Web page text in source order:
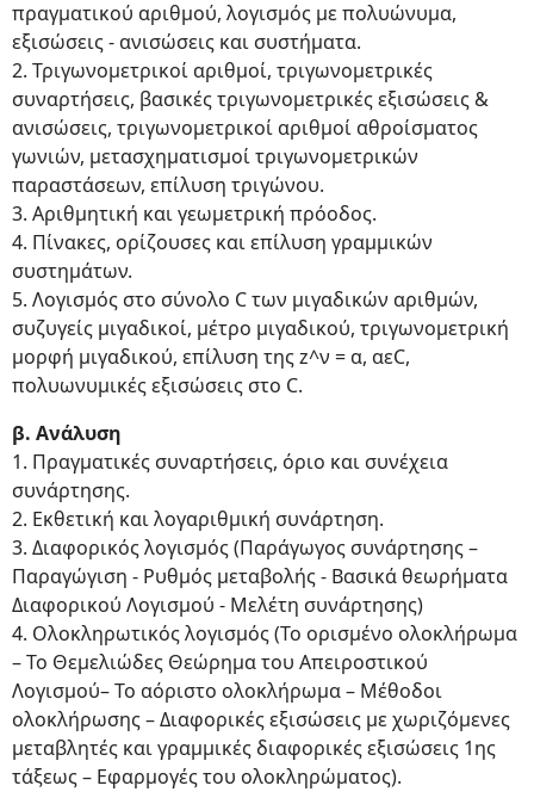
πραγματικού αριθμού, λογισμός με πολυώνυμα,
εξισώσεις - ανισώσεις και συστήματα.
2. Τριγωνομετρικοί αριθμοί, τριγωνομετρικές
συναρτήσεις, βασικές τριγωνομετρικές εξισώσεις &
ανισώσεις, τριγωνομετρικοί αριθμοί αθροίσματος
γωνιών, μετασχηματισμοί τριγωνομετρικών
παραστάσεων, επίλυση τριγώνου.
3. Αριθμητική και γεωμετρική πρόοδος.
4. Πίνακες, ορίζουσες και επίλυση γραμμικών
συστημάτων.
5. Λογισμός στο σύνολο C των μιγαδικών αριθμών,
συζυγείς μιγαδικοί, μέτρο μιγαδικού, τριγωνομετρική
μορφή μιγαδικού, επίλυση της z^ν = α, αεC,
πολυωνυμικές εξισώσεις στο C.
β. Ανάλυση
1. Πραγματικές συναρτήσεις, όριο και συνέχεια
συνάρτησης.
2. Εκθετική και λογαριθμική συνάρτηση.
3. Διαφορικός λογισμός (Παράγωγος συνάρτησης –
Παραγώγιση - Ρυθμός μεταβολής - Βασικά θεωρήματα
Διαφορικού Λογισμού - Μελέτη συνάρτησης)
4. Ολοκληρωτικός λογισμός (Το ορισμένο ολοκλήρωμα
– Το Θεμελιώδες Θεώρημα του Απειροστικού
Λογισμού– Το αόριστο ολοκλήρωμα – Μέθοδοι
ολοκλήρωσης – Διαφορικές εξισώσεις με χωριζόμενες
μεταβλητές και γραμμικές διαφορικές εξισώσεις 1ης
τάξεως – Εφαρμογές του ολοκληρώματος).